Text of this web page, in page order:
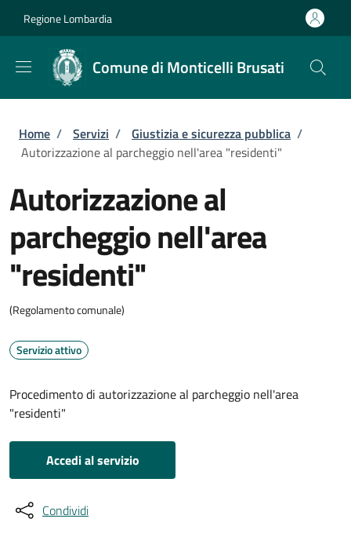
Regione Lombardia
Comune di Monticelli Brusati
Briciole di pane
Home / Servizi / Giustizia e sicurezza pubblica /
Autorizzazione al parcheggio nell'area "residenti"
Autorizzazione al
parcheggio nell'area
"residenti"
(Regolamento comunale)
Servizio attivo
Procedimento di autorizzazione al parcheggio nell'area
"residenti"
Accedi al servizio
Condividi